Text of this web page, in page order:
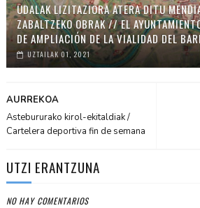
UDALAK LIZITAZIORA ATERA DITU
ZABALTZEKO OBRAK // EL
DE AMPLIACIÓN DE LA VIALIDAD DEL
UZTAILAK 01, 2021
AURREKOA
Astebururako kirol-ekitaldiak /
Cartelera deportiva fin de semana
UTZI ERANTZUNA
NO HAY COMENTARIOS